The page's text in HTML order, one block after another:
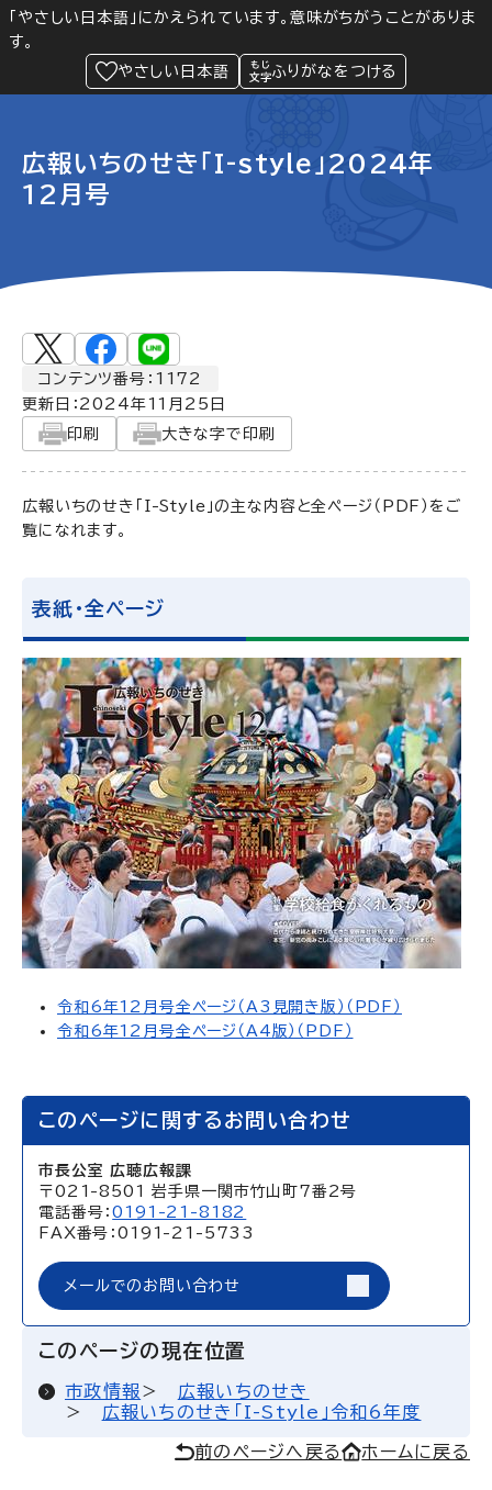
「やさしい日本語」にかえられています。意味がちがうことがありま
す。
やさしい日本語
ふりがなをつける
Language 閲覧支援
緊急情報
広報いちのせき「I-style」2024年
12月号
コンテンツ番号：1172
更新日： 2024年11月25日
印刷
大きな字で印刷
広報いちのせき「I-Style」の主な内容と全ページ（PDF）をご
覧になれます。
表紙・全ページ
令和6年12月号全ページ（A3見開き版）（PDF）
令和6年12月号全ページ（A4版）（PDF）
このページに関するお問い合わせ
市長公室 広聴広報課
〒021-8501 岩手県一関市竹山町7番2号
電話番号：0191-21-8182
FAX番号：0191-21-5733
メールでのお問い合わせ
このページの現在位置
市政情報
広報いちのせき
広報いちのせき「I-Style」令和6年度
前のページへ戻る ホームに戻る